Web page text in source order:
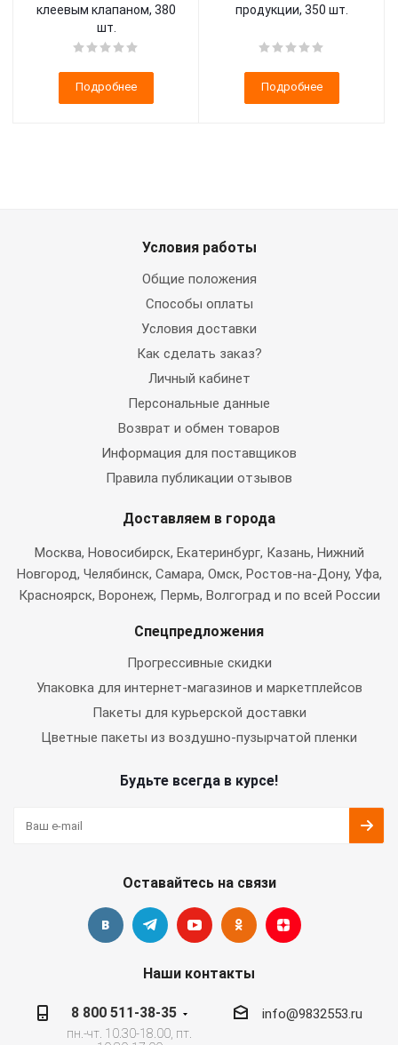
клеевым клапаном, 380
шт.
Подробнее
продукции, 350 шт.
Подробнее
Условия работы
Общие положения
Способы оплаты
Условия доставки
Как сделать заказ?
Личный кабинет
Персональные данные
Возврат и обмен товаров
Информация для поставщиков
Правила публикации отзывов
Доставляем в города
Москва, Новосибирск, Екатеринбург, Казань, Нижний
Новгород, Челябинск, Самара, Омск, Ростов-на-Дону, Уфа,
Красноярск, Воронеж, Пермь, Волгоград и по всей России
Спецпредложения
Прогрессивные скидки
Упаковка для интернет-магазинов и маркетплейсов
Пакеты для курьерской доставки
Цветные пакеты из воздушно-пузырчатой пленки
Будьте всегда в курсе!
Оставайтесь на связи
Наши контакты
8 800 511-38-35
пн.-чт. 10.30-18.00, пт.
info@9832553.ru